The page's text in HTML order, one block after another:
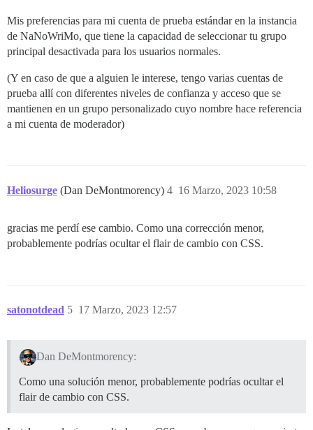
Mis preferencias para mi cuenta de prueba estándar en la instancia
de NaNoWriMo, que tiene la capacidad de seleccionar tu grupo
principal desactivada para los usuarios normales.
(Y en caso de que a alguien le interese, tengo varias cuentas de
prueba allí con diferentes niveles de confianza y acceso que se
mantienen en un grupo personalizado cuyo nombre hace referencia
a mi cuenta de moderador)
Heliosurge (Dan DeMontmorency) 16 Marzo, 2023 10:58
4
gracias me perdí ese cambio. Como una corrección menor,
probablemente podrías ocultar el flair de cambio con CSS.
satonotdead 17 Marzo, 2023 12:57
5
Dan DeMontmorency:
Como una solución menor, probablemente podrías ocultar el
flair de cambio con CSS.